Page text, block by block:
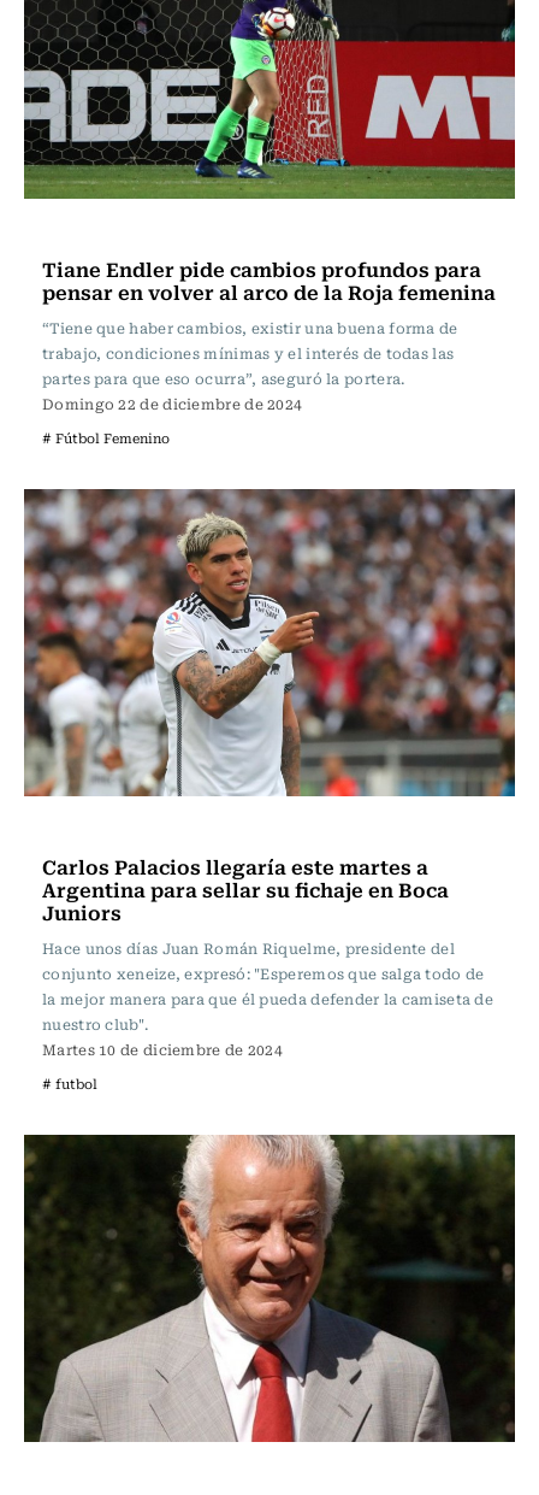
Tiane Endler pide cambios profundos para
pensar en volver al arco de la Roja femenina
“Tiene que haber cambios, existir una buena forma de
trabajo, condiciones mínimas y el interés de todas las
partes para que eso ocurra”, aseguró la portera.
Domingo 22 de diciembre de 2024
# Fútbol Femenino
Carlos Palacios llegaría este martes a
Argentina para sellar su fichaje en Boca
Juniors
Hace unos días Juan Román Riquelme, presidente del
conjunto xeneize, expresó: "Esperemos que salga todo de
la mejor manera para que él pueda defender la camiseta de
nuestro club".
Martes 10 de diciembre de 2024
# futbol